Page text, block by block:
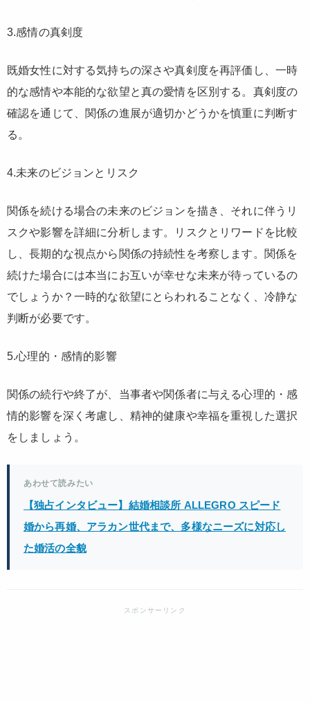
3.感情の真剣度
既婚女性に対する気持ちの深さや真剣度を再評価し、一時
的な感情や本能的な欲望と真の愛情を区別する。真剣度の
確認を通じて、関係の進展が適切かどうかを慎重に判断す
る。
4.未来のビジョンとリスク
関係を続ける場合の未来のビジョンを描き、それに伴うリ
スクや影響を詳細に分析します。リスクとリワードを比較
し、長期的な視点から関係の持続性を考察します。関係を
続けた場合には本当にお互いが幸せな未来が待っているの
でしょうか？一時的な欲望にとらわれることなく、冷静な
判断が必要です。
5.心理的・感情的影響
関係の続行や終了が、当事者や関係者に与える心理的・感
情的影響を深く考慮し、精神的健康や幸福を重視した選択
をしましょう。
あわせて読みたい
【独占インタビュー】結婚相談所 ALLEGRO スピード
婚から再婚、アラカン世代まで、多様なニーズに対応し
た婚活の全貌